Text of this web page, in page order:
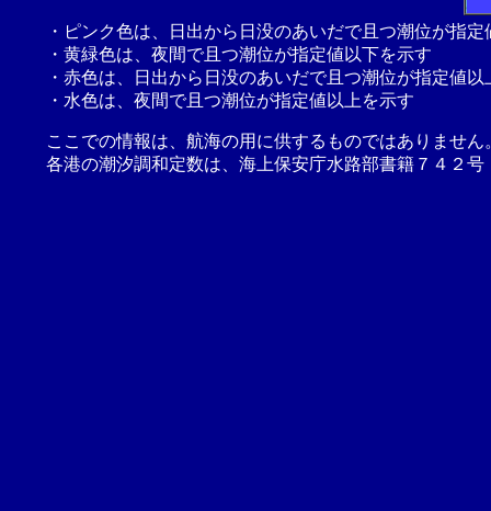
・ピンク色は、日出から日没のあいだで且つ潮位が指
・黄緑色は、夜間で且つ潮位が指定値以下を示す
・赤色は、日出から日没のあいだで且つ潮位が指定値以
・水色は、夜間で且つ潮位が指定値以上を示す
ここでの情報は、航海の用に供するものではありませ
各港の潮汐調和定数は、海上保安庁水路部書籍７４２